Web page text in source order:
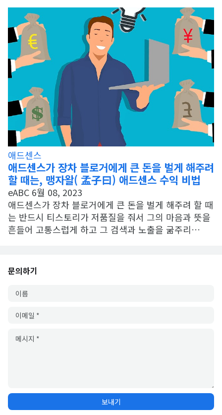
애드센스
애드센스가 장차 블로거에게 큰 돈을 벌게 해주려
할 때는, 맹자왈( 孟子曰) 애드센스 수익 비법
eABC 6월 08, 2023
애드센스가 장차 블로거에게 큰 돈을 벌게 해주려 할 때
는 반드시 티스토리가 저품질을 줘서 그의 마음과 뜻을
흔들어 고통스럽게 하고 그 검색과 노출을 굶주리…
문의하기